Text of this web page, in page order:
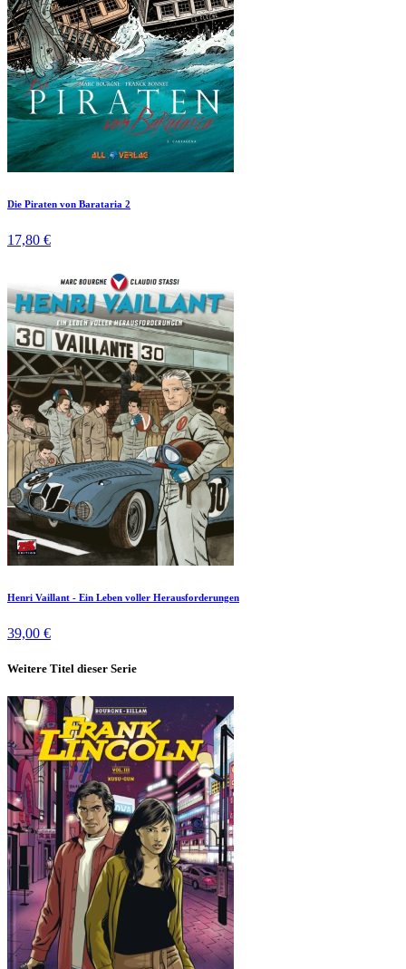
Die Piraten von Barataria 2
17,80 €
Henri Vaillant - Ein Leben voller Herausforderungen
39,00 €
Weitere Titel dieser Serie